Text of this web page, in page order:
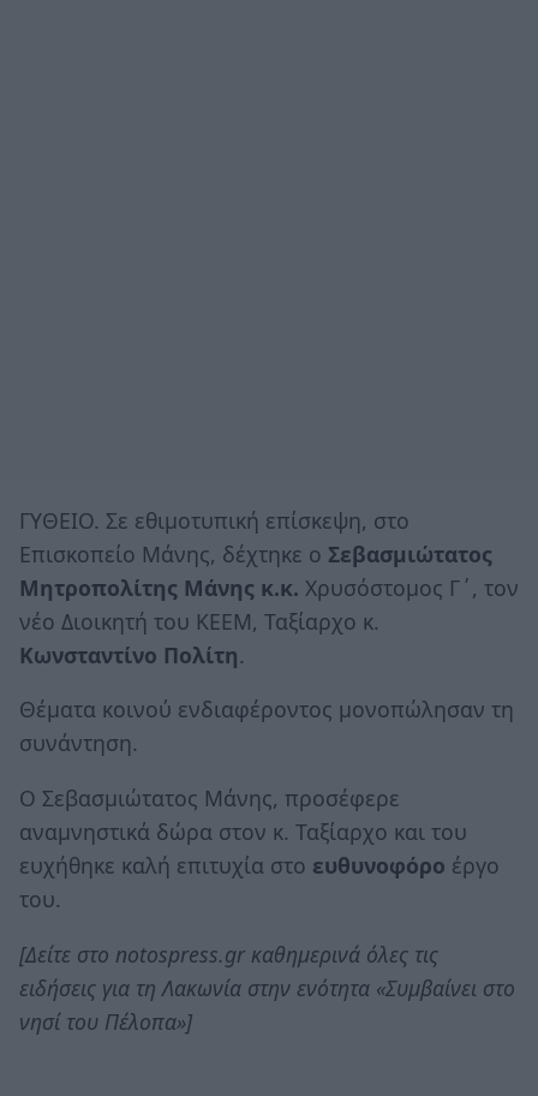
ΓΥΘΕΙΟ. Σε εθιμοτυπική επίσκεψη, στο
Επισκοπείο Μάνης, δέχτηκε ο Σεβασμιώτατος
Μητροπολίτης Μάνης κ.κ. Χρυσόστομος Γ΄, τον
νέο Διοικητή του ΚΕΕΜ, Ταξίαρχο κ.
Κωνσταντίνο Πολίτη.
Θέματα κοινού ενδιαφέροντος μονοπώλησαν τη
συνάντηση.
Ο Σεβασμιώτατος Μάνης, προσέφερε
αναμνηστικά δώρα στον κ. Ταξίαρχο και του
ευχήθηκε καλή επιτυχία στο ευθυνοφόρο έργο
του.
[Δείτε στο notospress.gr καθημερινά όλες τις
ειδήσεις για τη Λακωνία στην ενότητα «Συμβαίνει στο
νησί του Πέλοπα»]